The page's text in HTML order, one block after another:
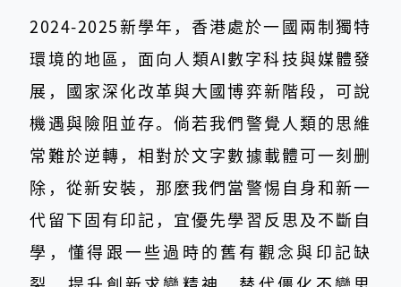
2024-2025新學年，香港處於一國兩制獨特
環境的地區，面向人類AI數字科技與媒體發
展，國家深化改革與大國博弈新階段，可說
機遇與險阻並存。倘若我們警覺人類的思維
常難於逆轉，相對於文字數據載體可一刻删
除，從新安裝，那麼我們當警惕自身和新一
代留下固有印記，宜優先學習反思及不斷自
學，懂得跟一些過時的舊有觀念與印記缺